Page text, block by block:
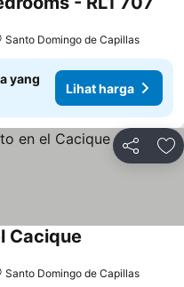
Santo Domingo de Capillas
yang
Lihat harga
Bagikan
Cacique
Santo Domingo de Capillas